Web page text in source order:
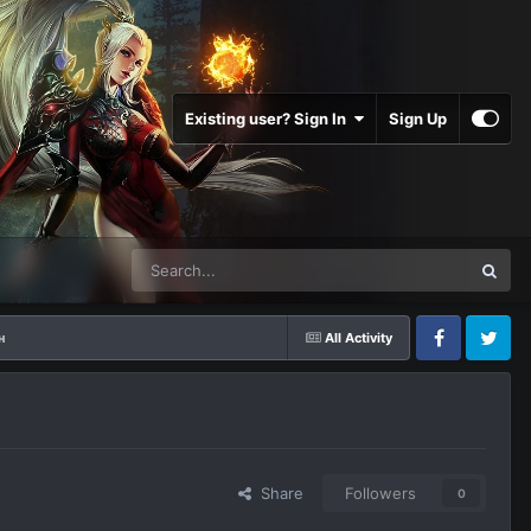
Existing user? Sign In Sign Up
All Activity
FacebookTwitter
Share Followers 0